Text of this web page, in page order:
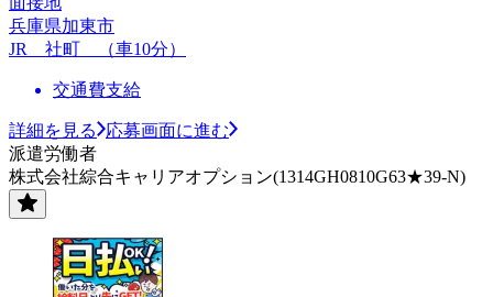
兵庫県加東市
JR 社町 （車10分）
交通費支給
詳細を見る
応募画面に進む
派遣労働者
株式会社綜合キャリアオプション(1314GH0810G63★39-N)